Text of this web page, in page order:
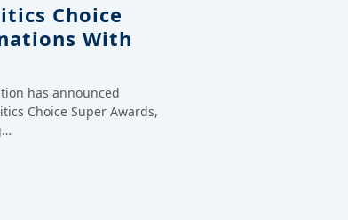
Choice
With
has announced
Choice Super Awards,